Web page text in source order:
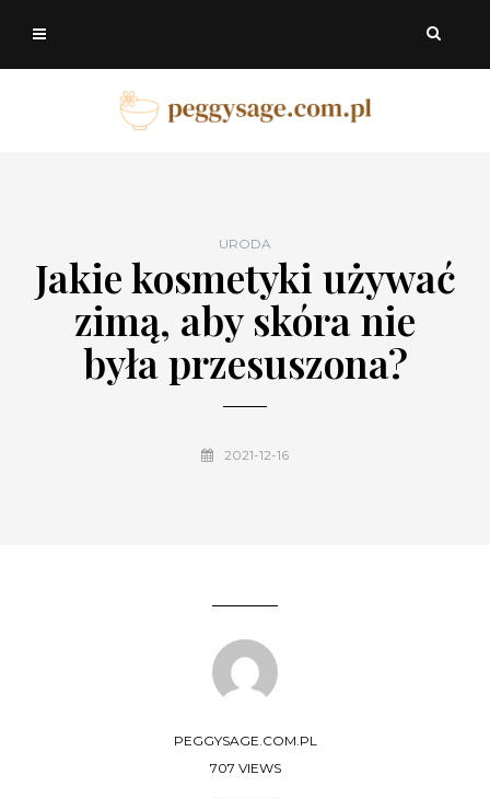
URODA
Jakie kosmetyki używać
zimą, aby skóra nie
była przesuszona?
2021-12-16
PEGGYSAGE.COM.PL
707 VIEWS